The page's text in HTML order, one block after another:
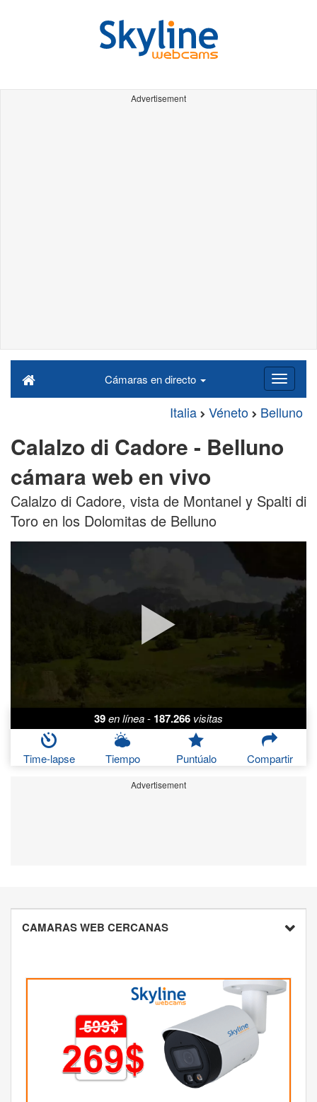
Advertisement
Cámaras en directo
Italia Véneto Belluno
Calalzo di Cadore - Belluno
cámara web en vivo
Calalzo di Cadore, vista de Montanel y Spalti di
Toro en los Dolomitas de Belluno
39en línea- 187.266 visitas
Time-lapse Tiempo Puntúalo Compartir
Advertisement
CAMARAS WEB CERCANAS